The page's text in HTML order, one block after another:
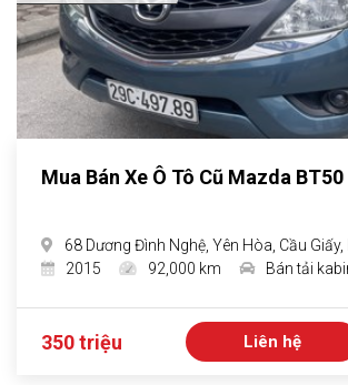
Mua Bán Xe Ô Tô Cũ Mazda
68 Dương Đình Nghệ, Yên Hòa, Cầu Giấy,
2015
92,000 km Bán tải
350 triệu Liên hệ